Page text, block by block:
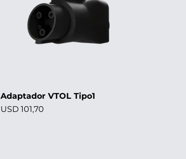
Adaptador VTOL Tipo1
Precio
USD 101,70